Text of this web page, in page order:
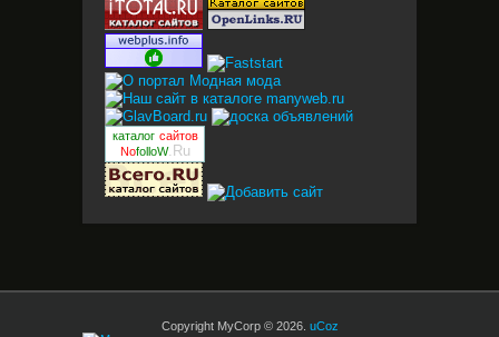
каталог сайтов
NofolloW.Ru
Copyright MyCorp © 2026. uCoz